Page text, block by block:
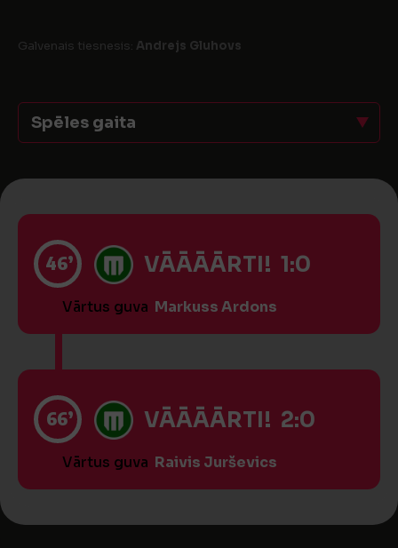
Galvenais tiesnesis: Andrejs Gluhovs
Spēles gaita
46’ VĀĀĀĀRTI! 1:0
Vārtus guva Markuss Ardons
66’ VĀĀĀĀRTI! 2:0
Vārtus guva Raivis Jurševics